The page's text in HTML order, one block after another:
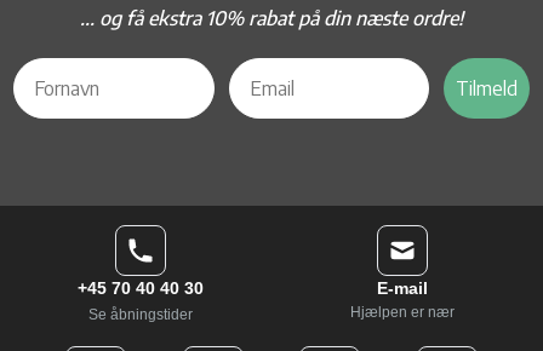
... og få ekstra 10% rabat på din næste ordre!
Tilmeld
+45 70 40 40 30
Se åbningstider
E-mail
Hjælpen er nær